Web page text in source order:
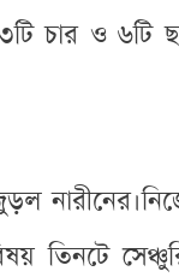
চার ও ৬টি
তিনটে